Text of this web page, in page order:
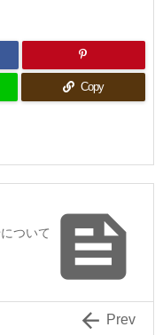
Copy

ついて
 Prev